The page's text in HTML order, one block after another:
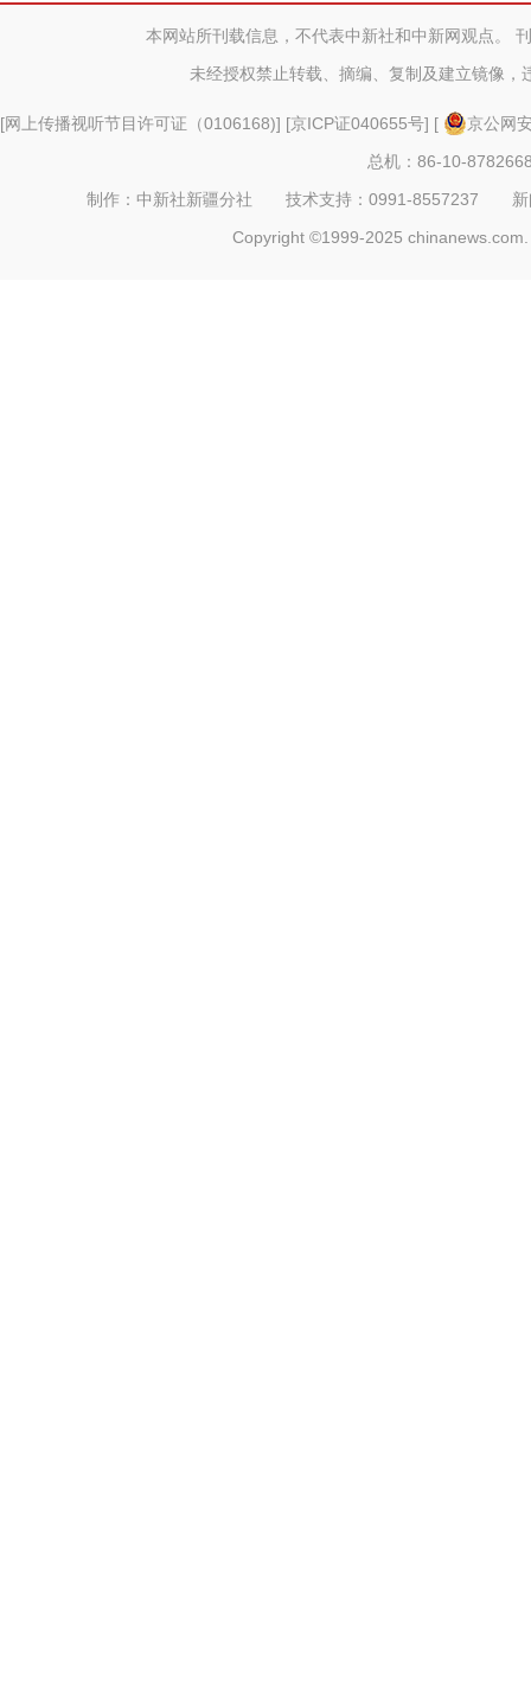
纺织服装
本网站所刊载信息，不代表中新社和中新网观点。
未经授权禁止转载、摘编、复制及建立镜像，
[网上传播视听节目许可证（0106168)] [京ICP证040655号] [
京公网
总机：86-10-
制作：中新社新疆分社 技术支持：0991-8557237
Copyright ©1999-2025